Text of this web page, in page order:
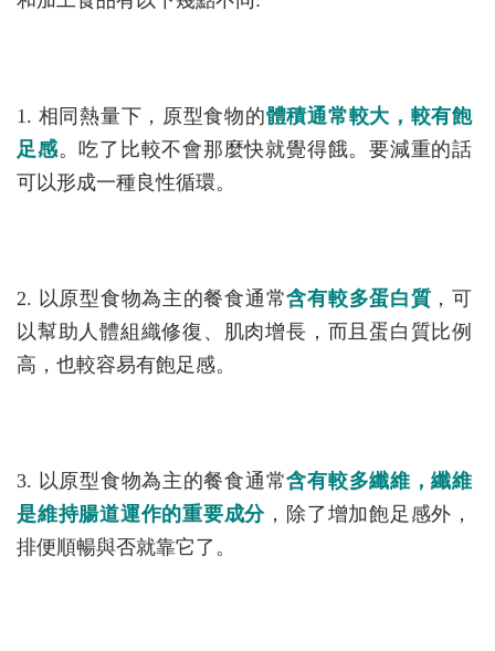
1. 相同熱量下，原型食物的體積通常較大，較有飽
足感。吃了比較不會那麼快就覺得餓。要減重的話
可以形成一種良性循環。
2. 以原型食物為主的餐食通常含有較多蛋白質 ，可
以幫助人體組織修復、肌肉增長，而且蛋白質比例
高，也較容易有飽足感。
3. 以原型食物為主的餐食通常含有較多纖維，纖維
是維持腸道運作的重要成分 ，除了增加飽足感外，
排便順暢與否就靠它了。